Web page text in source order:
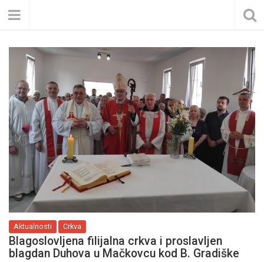
Aktualnosti Crkva
Blagoslovljena filijalna crkva i proslavljen
blagdan Duhova u Mačkovcu kod B. Gradiške